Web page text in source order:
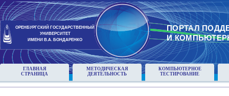
ОРЕНБУРГСКИЙ ГОСУДАРСТВЕННЫЙ
УНИВЕРСИТЕТ
ИМЕНИ В.А. БОНДАРЕНКО
ПОРТАЛ
И
ГЛАВНАЯ
СТРАНИЦА
МЕТОДИЧЕСКАЯ
ДЕЯТЕЛЬНОСТЬ
КОМПЬЮТЕРНОЕ
ТЕСТИРОВАНИЕ